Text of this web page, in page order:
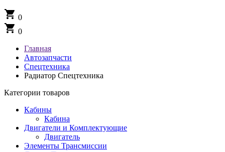
shopping_cart 0
shopping_cart 0
Главная
Автозапчасти
Спецтехника
Радиатор Спецтехника
Категории товаров
Кабины
Кабина
Двигатели и Комплектующие
Двигатель
Элементы Трансмиссии